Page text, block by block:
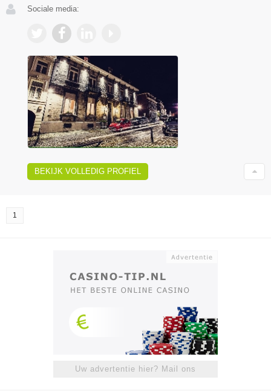
Sociale media:
BEKIJK VOLLEDIG PROFIEL
1
Uw advertentie hier? Mail ons